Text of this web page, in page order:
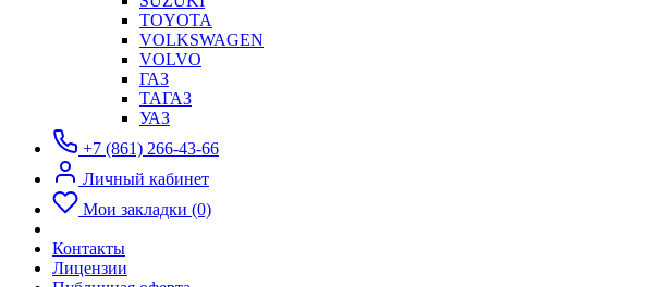
TOYOTA
VOLKSWAGEN
VOLVO
ГАЗ
ТАГАЗ
УАЗ
+7 (861) 266-43-66
Личный кабинет
Мои закладки (0)
Контакты
Лицензии